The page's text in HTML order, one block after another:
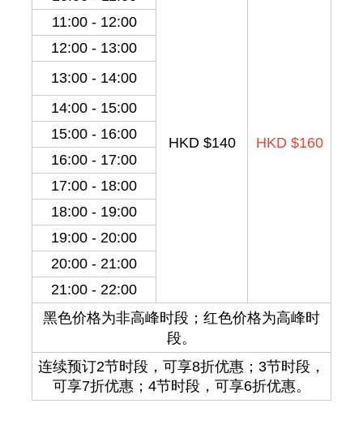
HKD $140 HKD $160
11:00 - 12:00
12:00 - 13:00
13:00 - 14:00
14:00 - 15:00
15:00 - 16:00
16:00 - 17:00
17:00 - 18:00
18:00 - 19:00
19:00 - 20:00
20:00 - 21:00
21:00 - 22:00
黑色价格为非高峰时段；红色价格为高峰时
段。
连续预订2节时段，可享8折优惠；3节时段，
可享7折优惠；4节时段，可享6折优惠。